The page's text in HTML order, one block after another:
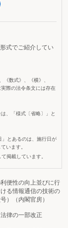
式でご紹介してい
《数式》、《横》、
際の法令条文には存在
、「様式〔省略〕」と
とあるのは、施行日が
います。
掲載しています。
便性の向上並びに行
る情報通信の技術の
）（内閣官房）
律の一部改正